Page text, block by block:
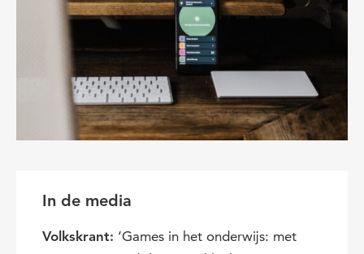
In de media
Volkskrant: ‘Games in het onderwijs: met